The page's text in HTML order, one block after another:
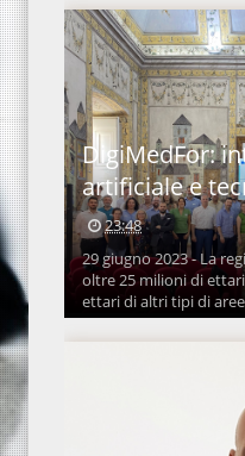
DigiMedFor:
artificiale e
23:48
29 giugno 2023 - La
oltre 25 milioni di
ettari di altri tipi di